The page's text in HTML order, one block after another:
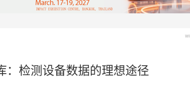
：检测设备数据的理想途径